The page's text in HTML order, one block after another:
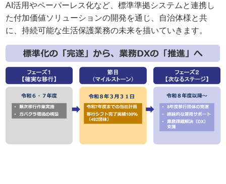
AI活用やペーパーレス化など、標準準拠システムと連携し
た付加価値ソリューションの開発を通じ、自治体様と共
に、持続可能な生活保護業務の未来を描いていきます。